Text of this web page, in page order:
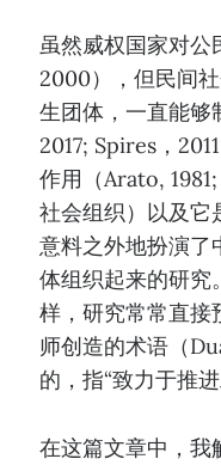
虽然威权国家对
2000），但民间
生团体，一直能够
2017; Spires，
作用（Arato,
社会组织）以及它
意料之外地扮演了
体组织起来的研究
样，研究常常直
师创造的术语（
的，指“致力于推
在这篇文章中，我